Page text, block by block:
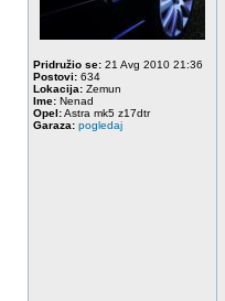
Pridružio se: 21 Avg 2010 21:36
Postovi: 634
Lokacija: Zemun
Ime: Nenad
Opel:Astra mk5 z17dtr
Garaza: pogledaj